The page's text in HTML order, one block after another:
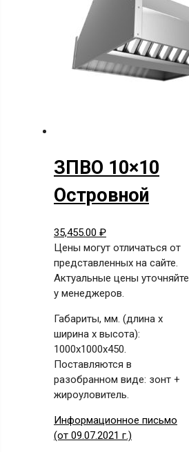
ЗПВО 10×10
Островной
35,455.00 ₽
Цены могут отличаться от
представленных на сайте.
Актуальные цены уточняйте
у менеджеров.
Габариты, мм. (длина х
ширина х высота):
1000x1000x450.
Поставляются в
разобранном виде: зонт +
жироуловитель.
Информационное письмо
(от 09.07.2021 г.)